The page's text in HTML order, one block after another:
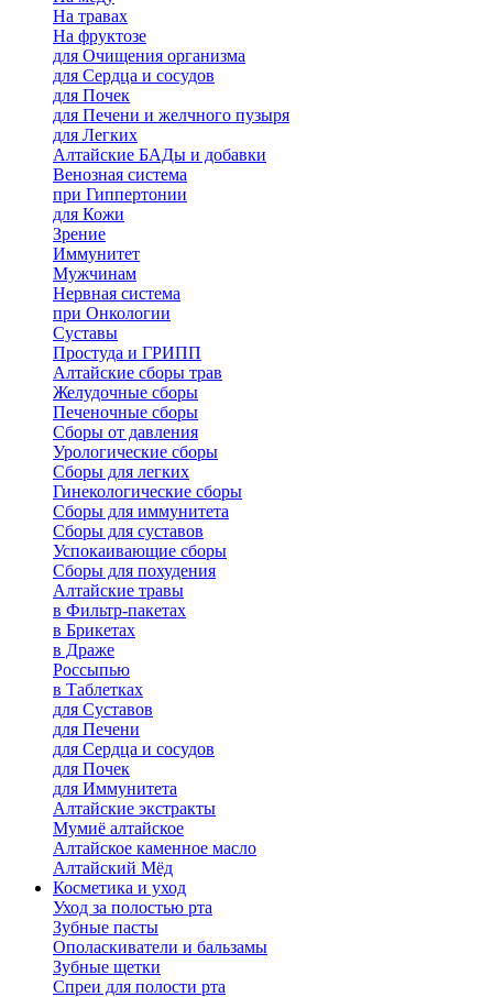
На травах
На фруктозе
для Очищения организма
для Сердца и сосудов
для Почек
для Печени и желчного пузыря
для Легких
Алтайские БАДы и добавки
Венозная система
при Гиппертонии
для Кожи
Зрение
Иммунитет
Мужчинам
Нервная система
при Онкологии
Суставы
Простуда и ГРИПП
Алтайские сборы трав
Желудочные сборы
Печеночные сборы
Сборы от давления
Урологические сборы
Сборы для легких
Гинекологические сборы
Сборы для иммунитета
Сборы для суставов
Успокаивающие сборы
Сборы для похудения
Алтайские травы
в Фильтр-пакетах
в Брикетах
в Драже
Россыпью
в Таблетках
для Cуставов
для Печени
для Сердца и сосудов
для Почек
для Иммунитета
Алтайские экстракты
Мумиё алтайское
Алтайское каменное масло
Алтайский Мёд
Косметика и уход
Уход за полостью рта
Зубные пасты
Ополаскиватели и бальзамы
Зубные щетки
Спреи для полости рта